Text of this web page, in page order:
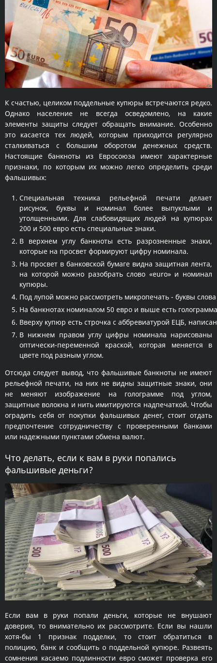
К счастью, целиком поддельные купюры встречаются редко.
Однако население не всегда осведомлено, на какие
элементы защиты следует обращать внимание. Особенно
это касается тех людей, которым приходится регулярно
сталкиваться с большим оборотом денежных средств.
Настоящие банкноты из Евросоюза имеют характерные
признаки, по которым их можно легко определить среди
фальшивых:
Специальная техника рельефной печати делает
рисунок, буквы и номинал более выпуклыми и
утолщенными. Для слабовидящих людей на купюрах
200 и 500 евро есть специальные знаки.
В верхнем углу банкноты есть разрозненные знаки,
которые на просвет формируют цифру номинала.
На просвет в банковской бумаге видна защитная лента,
на которой можно разобрать слово «euro» и номинал
купюры.
Под лупой можно рассмотреть микропечать - буквы
На банкнотах номиналом 50 евро и выше есть
Вверху купюр есть строчка с аббревиатурой ЕЦБ,
В нижнем правом углу цифры номинала нарисованы
оптически-переменной краской, которая меняется в
цвете под разным углом.
Отсюда следует вывод, что фальшивые банкноты не имеют
рельефной печати, на них не видны защитные знаки, они
не меняют изображение на голограмме под углом,
защитные волокна и нить имитируются надпечаткой. Чтобы
оградить себя от покупки фальшивых денег, стоит отдать
предпочтение сотрудничеству с проверенными банками
или надежными пунктами обмена валют.
Что делать, если к вам в руки попались
фальшивые деньги?
Если вам в руки попали деньги, которые не внушают
доверия, то внимательно их рассмотрите. Если вы нашли
хотя-бы 1 признак подделки, то стоит обратиться в
полицию, банк и сообщить о поддельной купюре. Развеять
сомнения касаемо подлинности евро сможет проверка его